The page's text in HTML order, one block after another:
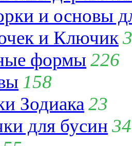
и основы
и Ключик
формы 226
158
Зодиака 23
для бусин 34